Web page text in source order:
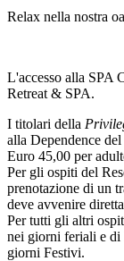
Relax nella nostra
L'accesso alla SPA
Retreat & SPA.
I titolari della
alla Dependence
Euro 45,00 per
Per gli ospiti del
prenotazione di un
deve avvenire
Per tutti gli altri
nei giorni feriali e di
giorni Festivi.